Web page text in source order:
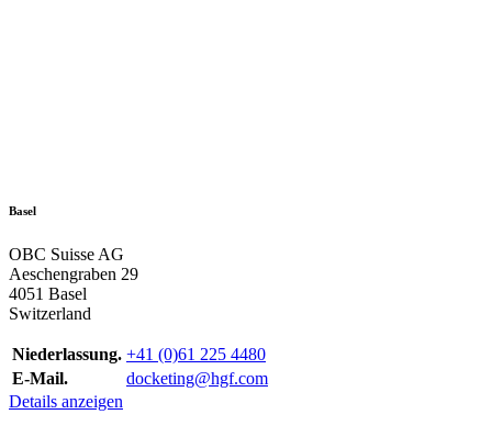
Basel
OBC Suisse AG
Aeschengraben 29
4051 Basel
Switzerland
Niederlassung. +41 (0)61 225 4480
E-Mail.
docketing@hgf.com
Details anzeigen